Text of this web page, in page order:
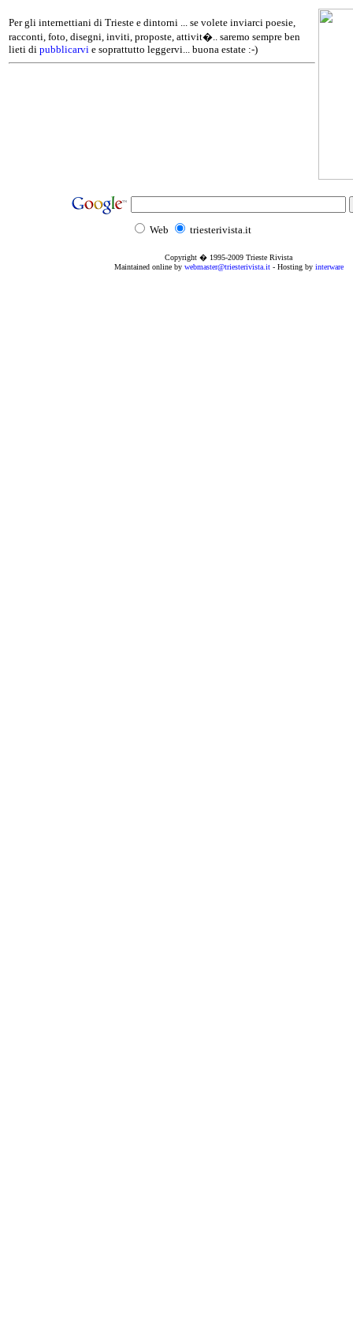
Per gli internettiani di Trieste e dintorni ... se volete inviarci poesie,
racconti, foto, disegni, inviti, proposte, attivit�.. saremo sempre ben
lieti di pubblicarvi e soprattutto leggervi... buona estate :-)
Web triesterivista.it
Copyright � 1995-2009 Trieste Rivista
Maintained online by webmaster@triesterivista.it- Hosting by interware